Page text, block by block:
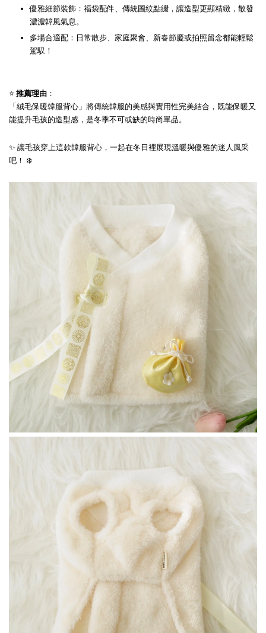
優雅細節裝飾：福袋配件、傳統圖紋點綴，讓造型更顯精緻，散發
濃濃韓風氣息。
多場合適配：日常散步、家庭聚會、新春節慶或拍照留念都能輕鬆
駕馭！
⭐ 推薦理由 ：
「絨毛保暖韓服背心」將傳統韓服的美感與實用性完美結合，既能保暖又
能提升毛孩的造型感，是冬季不可或缺的時尚單品。
✨ 讓毛孩穿上這款韓服背心，一起在冬日裡展現溫暖與優雅的迷人風采
吧！ ❄️